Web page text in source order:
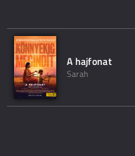
A hajfonat
Sarah